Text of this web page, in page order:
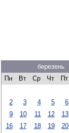
березень
Пн
Вт Ср Чт Пт
2
3 4 5 6
9
10 11 12 13
16
17 18 19 20